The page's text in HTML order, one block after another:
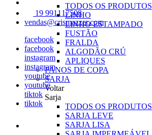
TODOS OS PRODUTOS
LINHO
LINHO ESTAMPADO
FUSTÃO
FRALDA
ALGODÃO CRÚ
APLIQUES
PANOS DE COPA
SARJA
Voltar
Sarja
TODOS OS PRODUTOS
SARJA LEVE
SARJA LISA
19 991117508
vendas@crismazzer.com
facebook
facebook
instagram
instagram
youtube
youtube
tiktok
tiktok